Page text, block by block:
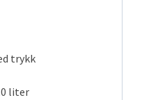
trykk
liter